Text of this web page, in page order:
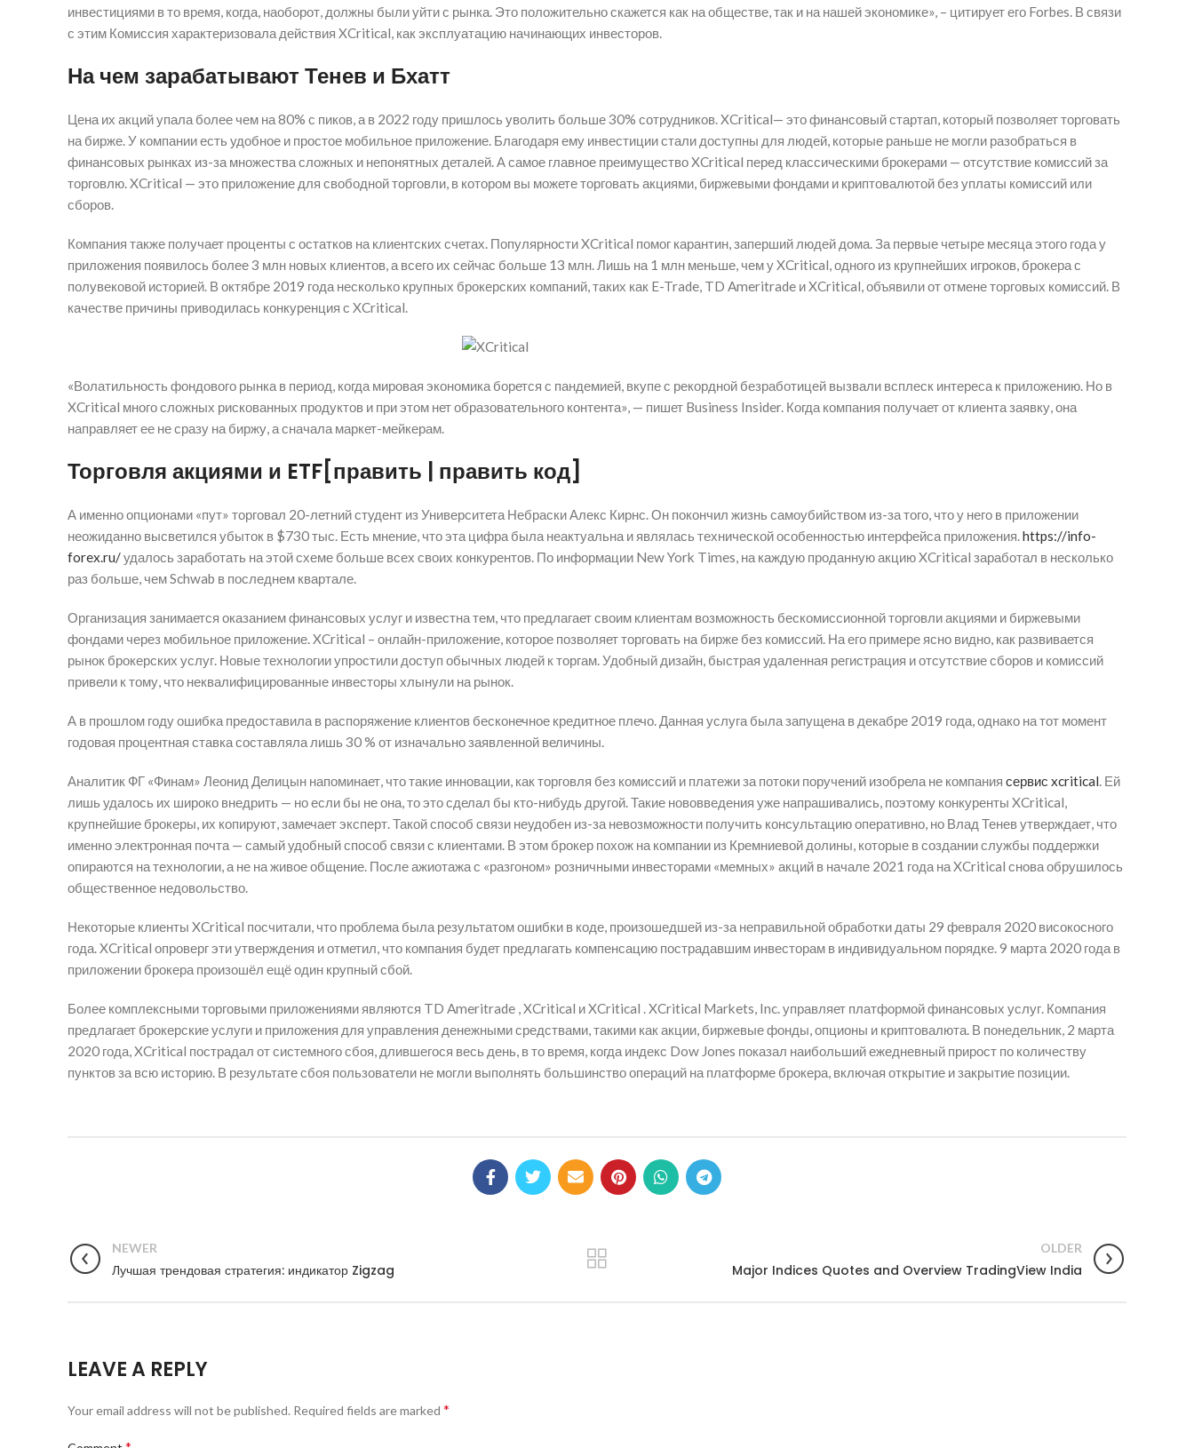
инвестициями в то время, когда, наоборот, должны были уйти с рынка. Это положительно скажется как на обществе, так и на нашей экономике», – цитирует его Forbes. В связи
с этим Комиссия характеризовала действия XCritical, как эксплуатацию начинающих инвесторов.
На чем зарабатывают Тенев и Бхатт
Цена их акций упала более чем на 80% с пиков, а в 2022 году пришлось уволить больше 30% сотрудников. XCritical— это финансовый стартап, который позволяет торговать
на бирже. У компании есть удобное и простое мобильное приложение. Благодаря ему инвестиции стали доступны для людей, которые раньше не могли разобраться в
финансовых рынках из-за множества сложных и непонятных деталей. А самое главное преимущество XCritical перед классическими брокерами — отсутствие комиссий за
торговлю. XCritical — это приложение для свободной торговли, в котором вы можете торговать акциями, биржевыми фондами и криптовалютой без уплаты комиссий или
сборов.
Компания также получает проценты с остатков на клиентских счетах. Популярности XCritical помог карантин, заперший людей дома. За первые четыре месяца этого года у
приложения появилось более 3 млн новых клиентов, а всего их сейчас больше 13 млн. Лишь на 1 млн меньше, чем у XCritical, одного из крупнейших игроков, брокера с
полувековой историей. В октябре 2019 года несколько крупных брокерских компаний, таких как E-Trade, TD Ameritrade и XCritical, объявили от отмене торговых комиссий. В
качестве причины приводилась конкуренция с XCritical.
«Волатильность фондового рынка в период, когда мировая экономика борется с пандемией, вкупе с рекордной безработицей вызвали всплеск интереса к приложению. Но в
XCritical много сложных рискованных продуктов и при этом нет образовательного контента», — пишет Business Insider. Когда компания получает от клиента заявку, она
направляет ее не сразу на биржу, а сначала маркет-мейкерам.
Торговля акциями и ETF[править | править код]
А именно опционами «пут» торговал 20-летний студент из Университета Небраски Алекс Кирнс. Он покончил жизнь самоубийством из-за того, что у него в приложении
неожиданно высветился убыток в $730 тыс. Есть мнение, что эта цифра была неактуальна и являлась технической особенностью интерфейса приложения.https://info-
forex.ru/удалось заработать на этой схеме больше всех своих конкурентов. По информации New York Times, на каждую проданную акцию XCritical заработал в несколько
раз больше, чем Schwab в последнем квартале.
Организация занимается оказанием финансовых услуг и известна тем, что предлагает своим клиентам возможность бескомиссионной торговли акциями и биржевыми
фондами через мобильное приложение. XCritical – онлайн-приложение, которое позволяет торговать на бирже без комиссий. На его примере ясно видно, как развивается
рынок брокерских услуг. Новые технологии упростили доступ обычных людей к торгам. Удобный дизайн, быстрая удаленная регистрация и отсутствие сборов и комиссий
привели к тому, что неквалифицированные инвесторы хлынули на рынок.
А в прошлом году ошибка предоставила в распоряжение клиентов бесконечное кредитное плечо. Данная услуга была запущена в декабре 2019 года, однако на тот момент
годовая процентная ставка составляла лишь 30 % от изначально заявленной величины.
Аналитик ФГ «Финам» Леонид Делицын напоминает, что такие инновации, как торговля без комиссий и платежи за потоки поручений изобрела не компания сервис xcritical. Ей
лишь удалось их широко внедрить — но если бы не она, то это сделал бы кто-нибудь другой. Такие нововведения уже напрашивались, поэтому конкуренты XCritical,
крупнейшие брокеры, их копируют, замечает эксперт. Такой способ связи неудобен из-за невозможности получить консультацию оперативно, но Влад Тенев утверждает, что
именно электронная почта — самый удобный способ связи с клиентами. В этом брокер похож на компании из Кремниевой долины, которые в создании службы поддержки
опираются на технологии, а не на живое общение. После ажиотажа с «разгоном» розничными инвесторами «мемных» акций в начале 2021 года на XCritical снова обрушилось
общественное недовольство.
Некоторые клиенты XCritical посчитали, что проблема была результатом ошибки в коде, произошедшей из-за неправильной обработки даты 29 февраля 2020 високосного
года. XCritical опроверг эти утверждения и отметил, что компания будет предлагать компенсацию пострадавшим инвесторам в индивидуальном порядке. 9 марта 2020 года в
приложении брокера произошёл ещё один крупный сбой.
Более комплексными торговыми приложениями являются TD Ameritrade , XCritical и XCritical . XCritical Markets, Inc. управляет платформой финансовых услуг. Компания
предлагает брокерские услуги и приложения для управления денежными средствами, такими как акции, биржевые фонды, опционы и криптовалюта. В понедельник, 2 марта
2020 года, XCritical пострадал от системного сбоя, длившегося весь день, в то время, когда индекс Dow Jones показал наибольший ежедневный прирост по количеству
пунктов за всю историю. В результате сбоя пользователи не могли выполнять большинство операций на платформе брокера, включая открытие и закрытие позиции.
NEWER
Лучшая трендовая стратегия: индикатор Zigzag
OLDER
Major Indices Quotes and Overview TradingView India
LEAVE A REPLY
Your email address will not be published. Required fields are marked *